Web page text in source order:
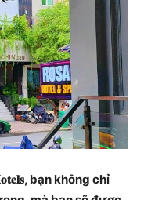
bạn không chỉ